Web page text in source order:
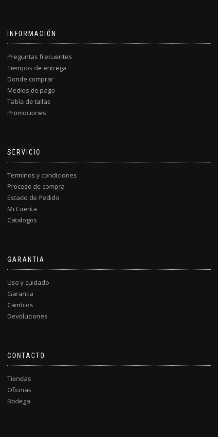
INFORMACIÓN
Preguntas frecuentes
Tiempos de entrega
Donde comprar
Medios de pago
Tabla de tallas
Promociones
SERVICIO
Terminos y condiciones
Proceso de compra
Estado de Pedido
Mi Cuenta
Catalogos
GARANTIA
Uso y cuidado
Garantia
Cambios
Devoluciones
CONTACTO
Tiendas
Oficinas
Bodega